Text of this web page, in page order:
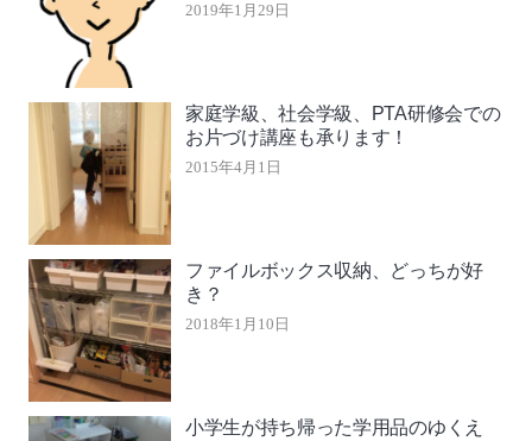
2019年1月29日
家庭学級、社会学級、PTA研修会での
お片づけ講座も承ります！
2015年4月1日
ファイルボックス収納、どっちが好
き？
2018年1月10日
小学生が持ち帰った学用品のゆくえ